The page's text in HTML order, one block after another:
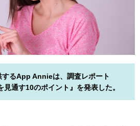
するApp Annieは、調査レポート
見通す10のポイント』を発表した。